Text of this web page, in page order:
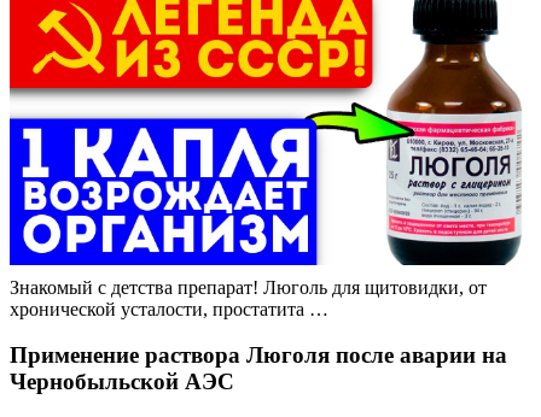
Знакомый с детства препарат! Люголь для щитовидки, от
хронической усталости, простатита …
Применение раствора Люголя после аварии на
Чернобыльской АЭС